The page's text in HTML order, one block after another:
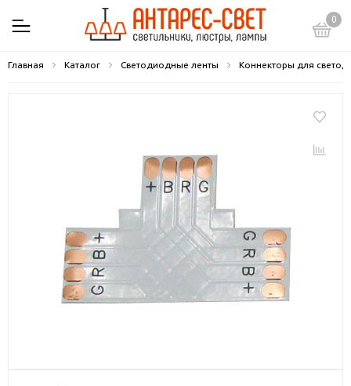
0
Главная Каталог Светодиодные ленты Коннекторы для